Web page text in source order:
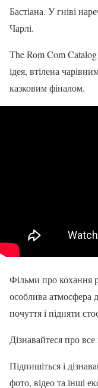
Бастіана. У гніві
Чарлі.
The Rom Com
ідея, втілена
казковим фіналом.
Фільми про кохання
особлива атмосфера
почуття і підняти
Дізнавайтеся про
Підпишіться і
фото, відео та інші